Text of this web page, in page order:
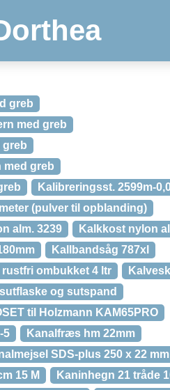
greb
med greb
greb
med greb
Kalibreringsst. 2599m-
(pulver til opblanding)
alm. 3239
Kalkkost nylon
Kallbandsåg 787xl
rustfri ombukket 4 ltr
og sutspand
til Holzmann KAM65PRO
5
Kanalfræs hm 22mm
SDS-plus 250 x 22
15 M
Kaninhegn 21 tråde